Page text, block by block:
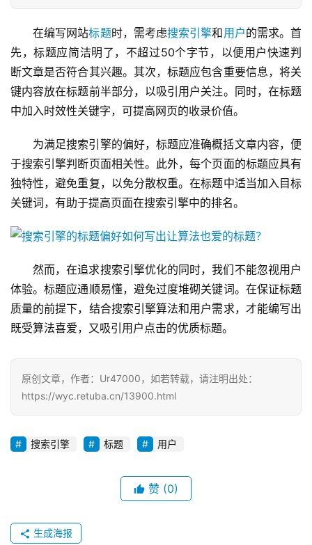
在编写网站标题时，需考虑搜索引擎和用户的需求。首
先，标题应简洁明了，不超过50个字节，以便用户快速判
断文章是否符合其兴趣。其次，标题应包含重要信息，将关
键内容放在标题前半部分，以吸引用户关注。同时，在标题
中加入时效性关键字，可提高网页的收录价值。
为满足搜索引擎的偏好，标题应准确概括文章内容，便
于搜索引擎判断页面相关性。此外，每个页面的标题应具有
独特性，避免重复，以免分散权重。在标题中适当加入目标
关键词，有助于提高页面在搜索引擎中的排名。
然而，在追求搜索引擎优化的同时，我们不能忽视用户
体验。标题应通顺易懂，避免过度堆砌关键词。在保证标题
质量的前提下，结合搜索引擎算法和用户需求，才能编写出
既受算法喜爱，又吸引用户点击的优质标题。
原创文章，作者：Ur47000，如若转载，请注明出处：
https://wyc.retuba.cn/13900.html
搜索引擎 标题 用户
赞 (0)
生成海报